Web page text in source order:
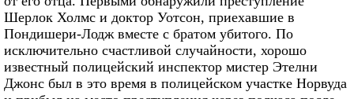
Шерлок Холмс и доктор Уотсон, приехавшие в
Пондишери-Лодж вместе с братом убитого. По
исключительно счастливой случайности, хорошо
известный полицейский инспектор мистер Этелни
Джонс был в это время в полицейском участке Норвуда